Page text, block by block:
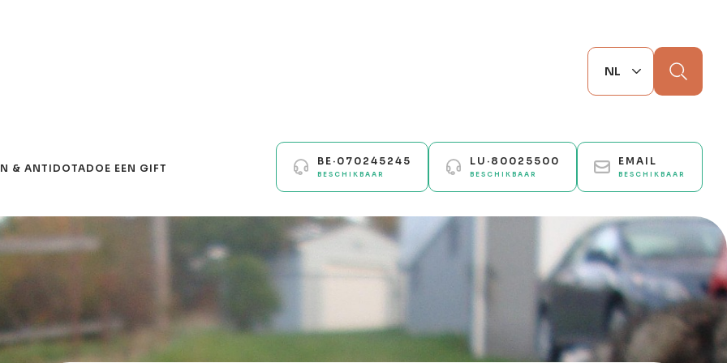
Zoek
& ANTIDOTADOE EEN GIFT
BE·070245245
BESCHIKBAAR
LU·80025500
BESCHIKBAAR
EMAIL
BESCHIKBAAR